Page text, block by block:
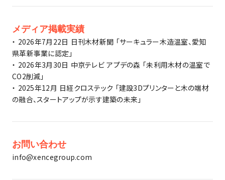
メディア掲載実績
・ 2026年7月22日 日刊木材新聞 「サーキュラー木造温室、愛知
県革新事業に認定」
・ 2026年3月30日 中京テレビ アプデの森 「未利用木材の温室で
CO2削減」
・ 2025年12月 日経クロステック 「建設3Dプリンターと木の端材
の融合、スタートアップが示す建築の未来」
お問い合わせ
info@xencegroup.com